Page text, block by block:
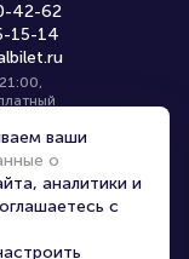
42-62
15-14
,
ваши
о
аналитики и
с